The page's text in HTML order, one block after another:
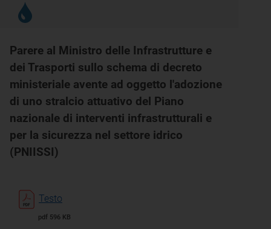
Parere al Ministro delle Infrastrutture e
dei Trasporti sullo schema di decreto
ministeriale avente ad oggetto l'adozione
di uno stralcio attuativo del Piano
nazionale di interventi infrastrutturali e
per la sicurezza nel settore idrico
(PNIISSI)
Testo
pdf 596 KB